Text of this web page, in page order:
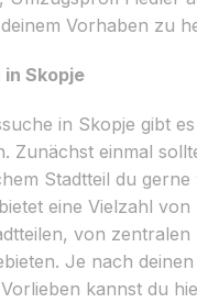
Vorhaben zu
Skopje
in Skopje gibt
Zunächst einmal
Stadtteil du gerne
eine Vielzahl von
von zentralen
Je nach deinen
kannst du